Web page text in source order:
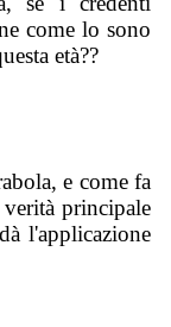
come lo sono
età??
e come fa
verità principale
l'applicazione